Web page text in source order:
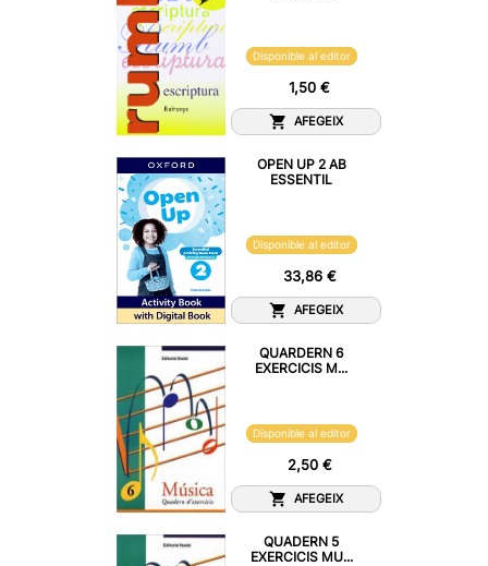
Disponible al editor
1,50 €
AFEGEIX
OPEN UP 2 AB
ESSENTIL
Disponible al editor
33,86 €
AFEGEIX
QUARDERN 6
EXERCICIS M...
Disponible al editor
2,50 €
AFEGEIX
QUADERN 5
EXERCICIS MU...